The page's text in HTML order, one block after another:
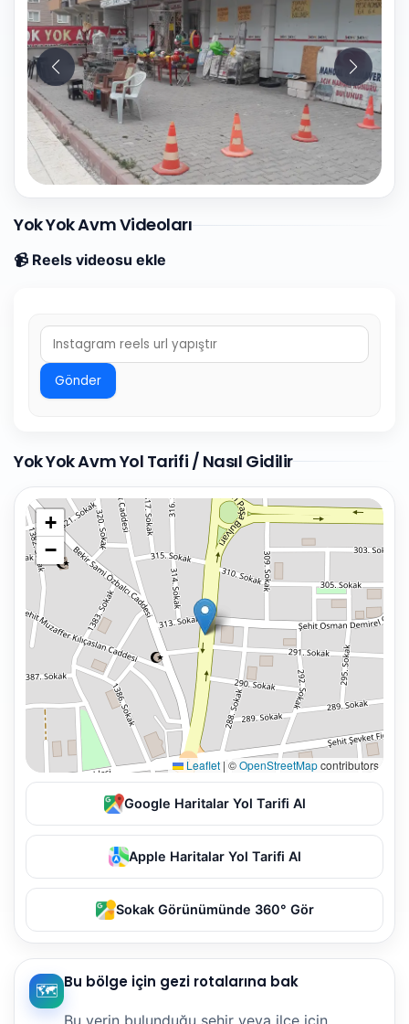
Yok Yok Avm Videoları
📹 Reels videosu ekle
Gönder
Yok Yok Avm Yol Tarifi / Nasıl Gidilir
+
−
Leaflet | ©OpenStreetMapcontributors
Google Haritalar Yol Tarifi Al
Apple Haritalar Yol Tarifi Al
Sokak Görünümünde 360° Gör
🗺️ Bu bölge için gezi rotalarına bak
Bu yerin bulunduğu şehir veya ilçe için